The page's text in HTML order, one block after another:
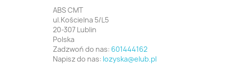
ABS CMT
ul.Kościelna 5/L5
20-307 Lublin
Polska
Zadzwoń do nas: 601444162
Napisz do nas: lozyska@elub.pl